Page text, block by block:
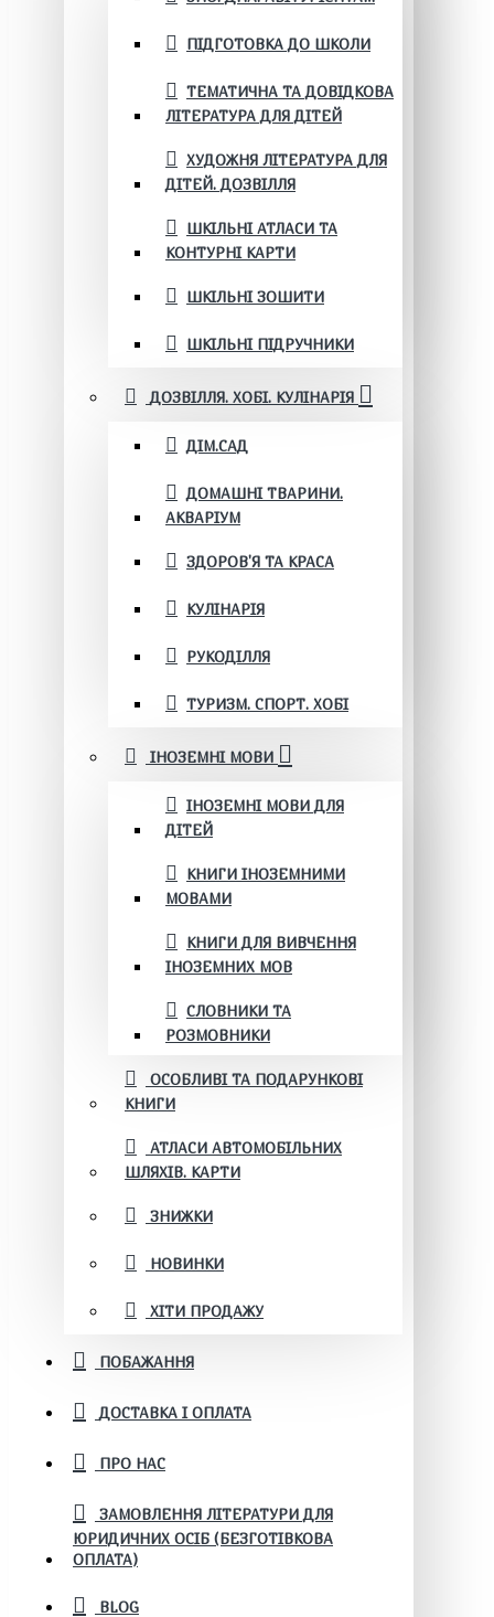
ПІДГОТОВКА ДО ШКОЛИ
ТЕМАТИЧНА ТА ДОВІДКОВА
ЛІТЕРАТУРА ДЛЯ ДІТЕЙ
ХУДОЖНЯ ЛІТЕРАТУРА ДЛЯ
ДІТЕЙ. ДОЗВІЛЛЯ
ШКІЛЬНІ АТЛАСИ ТА
КОНТУРНІ КАРТИ
ШКІЛЬНІ ЗОШИТИ
ШКІЛЬНІ ПІДРУЧНИКИ
ДОЗВІЛЛЯ. ХОБІ. КУЛІНАРІЯ
ДІМ.САД
ДОМАШНІ ТВАРИНИ.
АКВАРІУМ
ЗДОРОВ'Я ТА КРАСА
КУЛІНАРІЯ
РУКОДІЛЛЯ
ТУРИЗМ. СПОРТ. ХОБІ
ІНОЗЕМНІ МОВИ
ІНОЗЕМНІ МОВИ ДЛЯ
ДІТЕЙ
КНИГИ ІНОЗЕМНИМИ
МОВАМИ
КНИГИ ДЛЯ ВИВЧЕННЯ
ІНОЗЕМНИХ МОВ
СЛОВНИКИ ТА
РОЗМОВНИКИ
ОСОБЛИВІ ТА ПОДАРУНКОВІ
КНИГИ
АТЛАСИ АВТОМОБІЛЬНИХ
ШЛЯХІВ. КАРТИ
ЗНИЖКИ
НОВИНКИ
ХІТИ ПРОДАЖУ
ПОБАЖАННЯ
ДОСТАВКА І ОПЛАТА
ПРО НАС
ЗАМОВЛЕННЯ ЛІТЕРАТУРИ ДЛЯ
ЮРИДИЧНИХ ОСІБ (БЕЗГОТІВКОВА
ОПЛАТА)
BLOG